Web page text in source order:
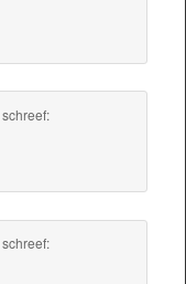
schreef:
schreef: